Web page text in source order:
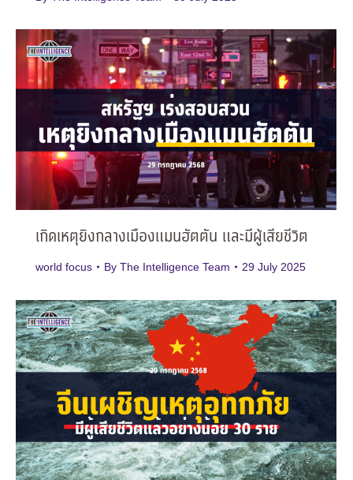
เกิดเหตุยิงกลางเมืองแมนฮัตตัน และมีผู้เสียชีวิต
world focus By The Intelligence Team 29 July 2025